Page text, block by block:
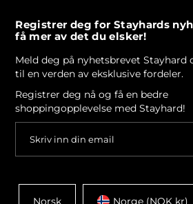
Registrer deg for Stayhards
få mer av det du elsker!
Meld deg på nyhetsbrevet Stayhard
til en verden av eksklusive fordeler.
Registrer deg nå og få en bedre
shoppingopplevelse med Stayhard!
Norsk Norge (NOK kr)